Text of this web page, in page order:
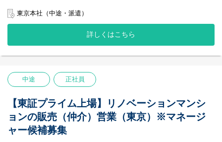
日頃から社員同士のコミュニケーションを大切にしており、月に
一度のシャッフルランチという企画では、部署や年次を超えたメ
ンバー同士の交流を深めています。
『ワークライフバランス』
ITを活用して作業効率を上げる取り組みを行っており、全社の平
スタイム制度を導入しており、繁忙期や閑散期に合わせて働く時
間を効率的に配分することができ、メリハリのある働き方をして
います。
不動産会社では珍しく女性社員が多いこと（男女比5：5）も当社
の特徴で、子育てと仕事を両立しながら活躍している社員が多く
在籍しております。
主に不動産仲介会社様を訪問しての情報収集や金額交渉、契約決
済業務などを行っていただきます。
・不動産仲介会社様へ物件情報のヒアリング
・販売戦略（リノベーションのプランニング/価格設定）の検討、
購入判断
・購入成約物件の契約、決済業務 など
スター・マイカグループが供給するリノベーションマンションを
ホームページ・ポータルサイト等に掲載、お問い合わせ頂いたお
客様に対して、物件現地のご案内、資金計画の提案、不動産売買
契約、物件のお引き渡しまでを行っていただきます。
一般的な不動産売買仲介会社が行う、売却物件の委任営業はあり
私たちの最大の強みは、堅実かつ効率的に収益を生み出す独自の
ビジネスモデルです。
賃貸中のマンションを一室単位で仕入れ、入居者様が退去後にリ
ノベーションして再販する、「家賃収入×売却益」の二軸による収
中古マンション保有戸数は国内1位を誇り、創業以来一度も赤字な
として確固たる地位を築いています。
-・-・-・-・-・-・-・-・-・-・-・-・-・-・-・-・-・-・-・-・-・-・-
【主な業務内容】
当社で仕入れたマンションのリノベーション企画、周辺環境やマ
ーケット調査、販売物件の契約決済業務などを行っていただきま
す。
・周辺環境やマーケット調査、リノベーションの企画立案、販売
東京本社（中途・派遣）
詳しくはこちら
中途 正社員
【東証プライム上場】リノベーションマンシ
ョンの販売（仲介）営業（東京）※マネージ
ャー候補募集